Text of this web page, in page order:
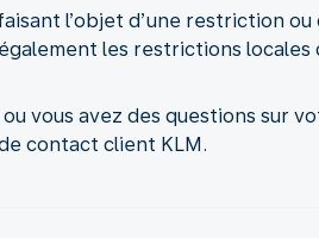
l’objet d’une restriction
les restrictions locales
vous avez des questions sur
contact client KLM.